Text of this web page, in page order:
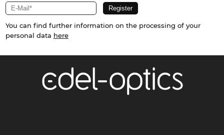
You can find further information on the processing of your
personal data here